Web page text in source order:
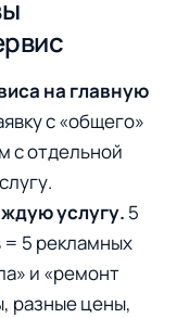
на главную
с «общего»
с отдельной
услугу. 5
= 5 рекламных
и «ремонт
разные цены,